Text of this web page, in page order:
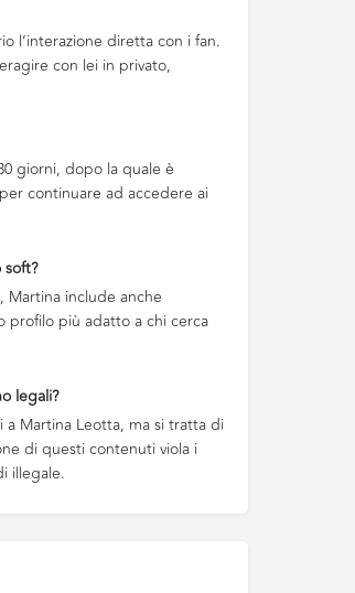
l’interazione diretta con i fan.
con lei in privato,
giorni, dopo la quale è
continuare ad accedere ai
Martina include anche
profilo più adatto a chi cerca
legali?
Martina Leotta, ma si tratta di
di questi contenuti viola i
illegale.